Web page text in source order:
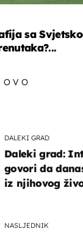
sa
DALEKI GRAD
Daleki grad:
govori da
iz njihovog
NASLJEDNIK